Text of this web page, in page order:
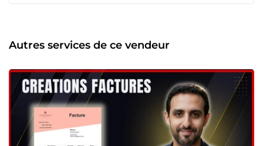
garantis Zéro erreur manuelle Outils financiers prêts à
l’emploi Réponse rapide, projets urgents possibles 📞
Autres services de ce vendeur